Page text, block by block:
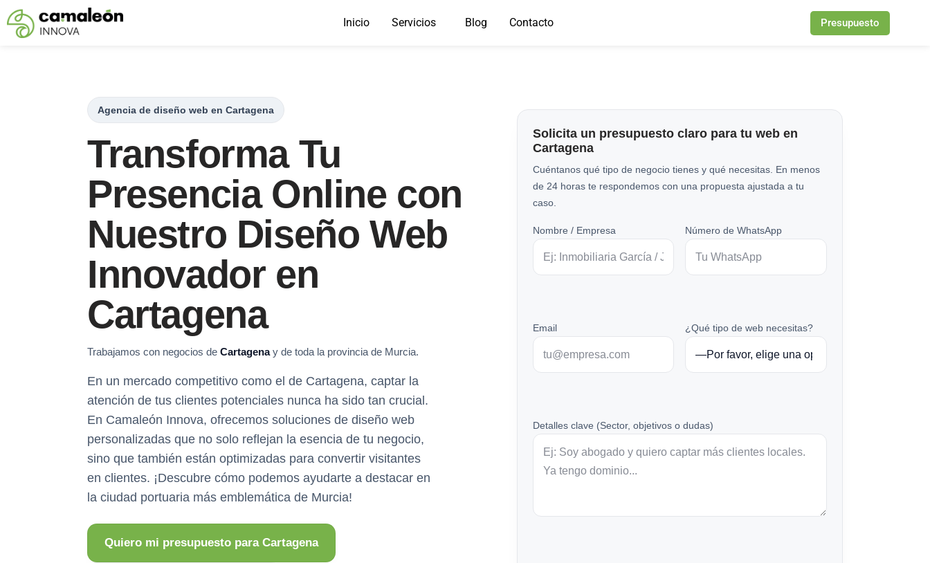
Saltar
Inicio Servicios Blog Contacto Presupuesto
Agencia de diseño web en Cartagena
Transforma Tu
Presencia Online con
Nuestro Diseño Web
Innovador en
Cartagena
Trabajamos con negocios de Cartagenay de toda la provincia de Murcia.
En un mercado competitivo como el de Cartagena, captar la
atención de tus clientes potenciales nunca ha sido tan crucial.
En Camaleón Innova, ofrecemos soluciones de diseño web
personalizadas que no solo reflejan la esencia de tu negocio,
sino que también están optimizadas para convertir visitantes
en clientes. ¡Descubre cómo podemos ayudarte a destacar en
la ciudad portuaria más emblemática de Murcia!
Quiero mi presupuesto para Cartagena
Solicita un presupuesto claro para tu web en
Cartagena
Cuéntanos qué tipo de negocio tienes y qué necesitas. En menos
de 24 horas te respondemos con una propuesta ajustada a tu
caso.
Nombre / Empresa Número de WhatsApp
Email ¿Qué tipo de web necesitas?
Detalles clave (Sector, objetivos o dudas)